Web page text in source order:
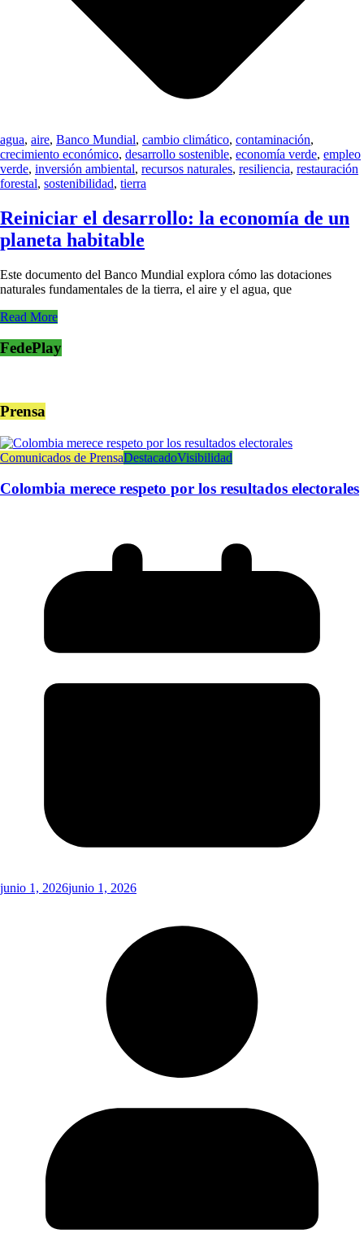
agua, aire, Banco Mundial, cambio climático, contaminación,
crecimiento económico, desarrollo sostenible, economía verde, empleo
verde, inversión ambiental, recursos naturales, resiliencia, restauración
forestal, sostenibilidad, tierra
Reiniciar el desarrollo: la economía de un
planeta habitable
Este documento del Banco Mundial explora cómo las dotaciones
naturales fundamentales de la tierra, el aire y el agua, que
Read More
FedePlay
Prensa
Comunicados de PrensaDestacadoVisibilidad
Colombia merece respeto por los resultados electorales
junio 1, 2026junio 1, 2026